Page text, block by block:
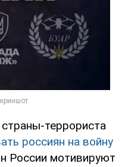
террориста
россиян на войну
России мотивируют